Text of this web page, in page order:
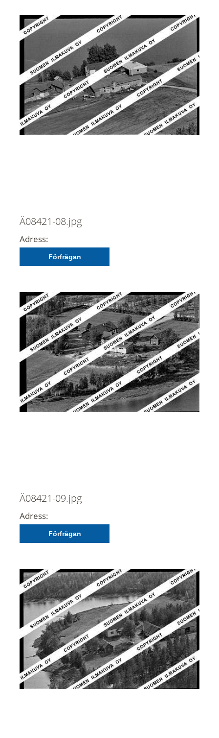
Ä08421-08.jpg
Adress:
Förfrågan
Ä08421-09.jpg
Adress:
Förfrågan